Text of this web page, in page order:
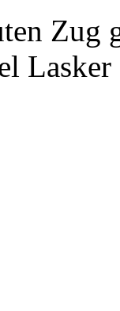
Zug
Lasker